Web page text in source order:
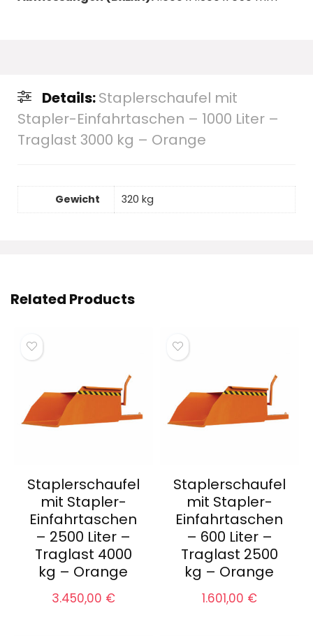
Details:Staplerschaufel mit
Stapler-Einfahrtaschen – 1000 Liter –
Traglast 3000 kg – Orange
Gewicht 320 kg
Related Products
Staplerschaufel
mit Stapler-
Einfahrtaschen
– 2500 Liter –
Traglast 4000
kg – Orange
3.450,00 €
Staplerschaufel
mit Stapler-
Einfahrtaschen
– 600 Liter –
Traglast 2500
kg – Orange
1.601,00 €